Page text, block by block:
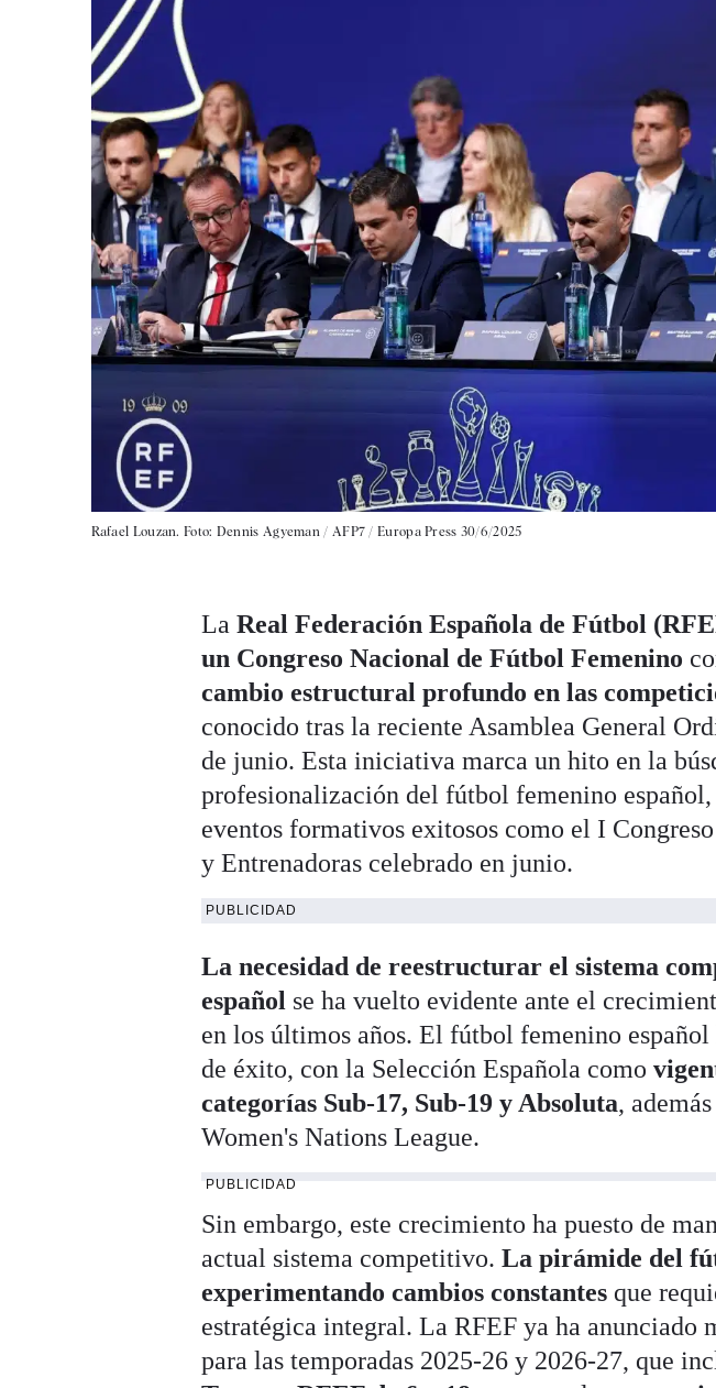
Rafael Louzan. Foto: Dennis Agyeman / AFP7 / Europa Press 30/6/2025
LaReal Federación Española de Fútbol
un Congreso Nacional de Fútbol Femenino
cambio estructural profundo en las
conocido tras la reciente Asamblea General
de junio. Esta iniciativa marca un hito en la
profesionalización del fútbol femenino español,
eventos formativos exitosos como el I
y Entrenadoras celebrado en junio.
PUBLICIDAD
La necesidad de reestructurar el sistema
español se ha vuelto evidente ante el
en los últimos años. El fútbol femenino
de éxito, con la Selección Española como
categorías Sub-17, Sub-19 y Absoluta,
Women's Nations League.
PUBLICIDAD
Sin embargo, este crecimiento ha puesto de
actual sistema competitivo.La pirámide del
experimentando cambios constantes que
estratégica integral. La RFEF ya ha
para las temporadas 2025-26 y 2026-27, que